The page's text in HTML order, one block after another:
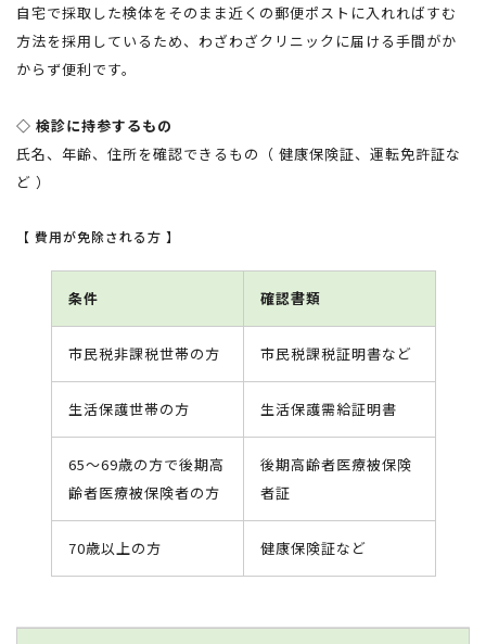
自宅で採取した検体をそのまま近くの郵便ポストに入れればすむ
方法を採用しているため、わざわざクリニックに届ける手間がか
からず便利です。
◇ 検診に持参するもの
氏名、年齢、住所を確認できるもの（ 健康保険証、運転免許証な
ど ）
【 費用が免除される方 】
条件 確認書類
市民税非課税世帯の方 市民税課税証明書など
生活保護世帯の方 生活保護需給証明書
65〜69歳の方で後期高
齢者医療被保険者の方
後期高齢者医療被保険
者証
70歳以上の方 健康保険証など